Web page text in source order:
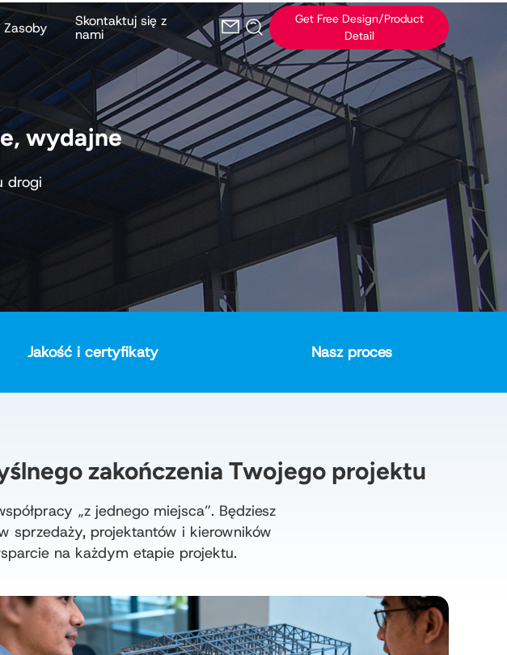
Zasoby
Skontaktuj się z
nami
Get Free Design/Product
Detail
wydajne
drogi
Jakość i certyfikaty Nasz proces
zakończenia Twojego projektu
„z jednego miejsca”. Będziesz
sprzedaży, projektantów i kierowników
na każdym etapie projektu.